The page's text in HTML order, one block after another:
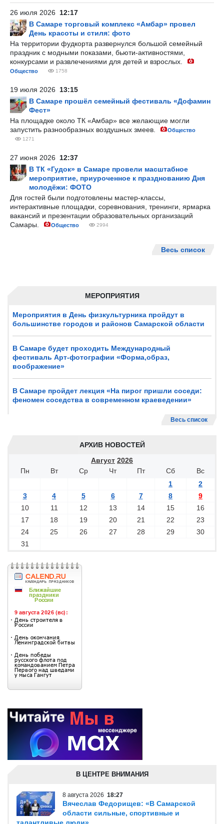
МЕРОПРИЯТИЯ
Мероприятия в День физкультурника пройдут в
большинстве городов и районов Самарской области
В Самаре будет проходить Международный
фестиваль Арт-фотографии «Форма,образ,
воображение»
В Самаре пройдет лекция «На пирог пришли соседи:
феномен соседства в современном краеведении»
Весь список
АРХИВ НОВОСТЕЙ
Август 2026
Пн
Вт Ср Чт Пт Сб
Вс
1
2
3
4 5 6 7 8
9
10
11 12 13 14 15
16
17
18 19 20 21 22
23
24
25 26 27 28 29
30
31
26 июля 2026 12:17
В Самаре торговый комплекс «Амбар» провел
День красоты и стиля: фото
На территории фудкорта развернулся большой семейный
праздник с модными показами, бьюти-активностями,
конкурсами и развлечениями для детей и взрослых.
Общество 1758
19 июля 2026 13:15
В Самаре прошёл семейный фестиваль «Дофамин
Фест»
На площадке около ТК «Амбар» все желающие могли
запустить разнообразных воздушных змеев.
Общество
1271
27 июня 2026 12:37
В ТК «Гудок» в Самаре провели масштабное
мероприятие, приуроченное к празднованию Дня
молодёжи: ФОТО
Для гостей были подготовлены мастер-классы,
интерактивные площадки, соревнования, тренинги, ярмарка
вакансий и презентации образовательных организаций
Самары.
Общество 2994
Весь список
В ЦЕНТРЕ ВНИМАНИЯ
8 августа 2026 18:27
Вячеслав Федорищев: «В Самарской
области сильные, спортивные и